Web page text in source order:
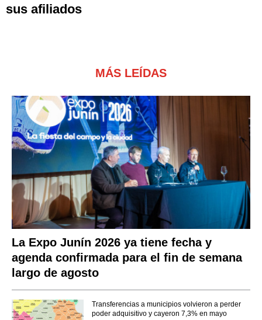
sus afiliados
MÁS LEÍDAS
La Expo Junín 2026 ya tiene fecha y
agenda confirmada para el fin de semana
largo de agosto
Transferencias a municipios volvieron a perder
poder adquisitivo y cayeron 7,3% en mayo